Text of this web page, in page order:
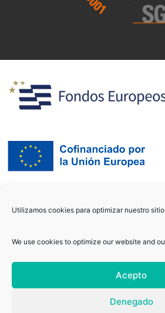
Utilizamos cookies para optimizar nuestro
We use cookies to optimize our website and
Acepto
Denegado